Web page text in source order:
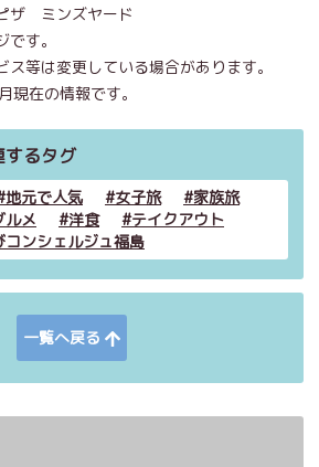
ザ ミンズヤード
す。
等は変更している場合があります。
在の情報です。
するタグ
地元で人気 女子旅
家族旅
ルメ 洋食
テイクアウト
コンシェルジュ福島
一覧へ戻る